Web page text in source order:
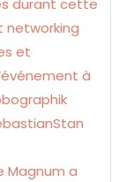
Magnum a